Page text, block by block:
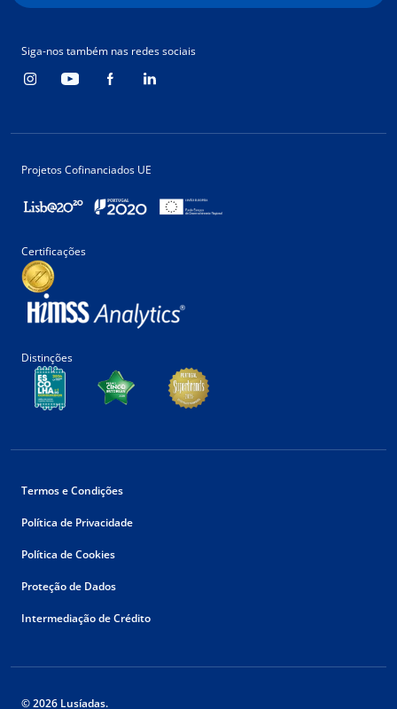
Siga-nos também nas redes sociais
Projetos Cofinanciados UE
Certificações
Distinções
Termos e Condições
Política de Privacidade
Política de Cookies
Proteção de Dados
Intermediação de Crédito
© 2026 Lusíadas.